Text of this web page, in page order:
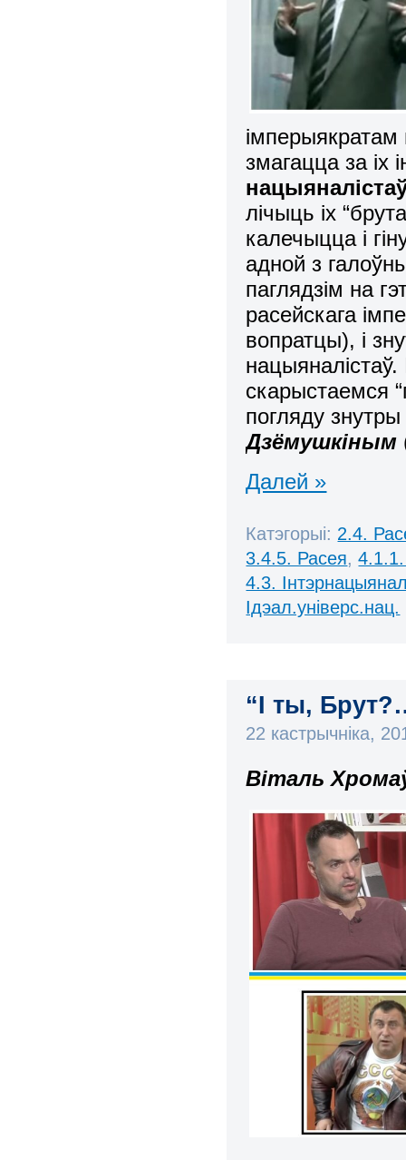
змагацца за іх
лічыць іх
калечыцца і
адной з
паглядзім на
расейскага
вопратцы), і
скарыстаемся
погляду
Дзёмушкіным
Далей »
Катэгорыі: 2.4.
3.4.5. Расея,
4.3.
Ідэал.універс.нац.
“І ты,
22 кастрычніка,
Віталь